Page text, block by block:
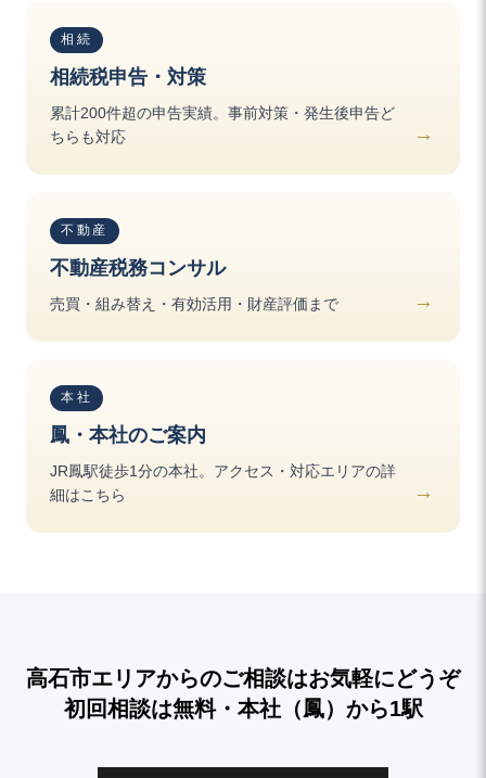
相続
相続税申告・対策
累計200件超の申告実績。事前対策・発生後申告ど
ちらも対応
不動産
不動産税務コンサル
売買・組み替え・有効活用・財産評価まで
本社
鳳・本社のご案内
JR鳳駅徒歩1分の本社。アクセス・対応エリアの詳
細はこちら
高石市エリアからのご相談はお気軽にどうぞ
初回相談は無料・本社（鳳）から1駅